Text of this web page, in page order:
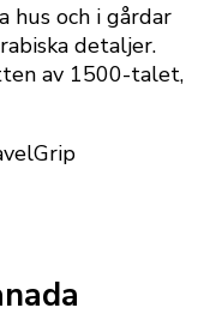
hus och i gårdar
detaljer.
av 1500-talet,